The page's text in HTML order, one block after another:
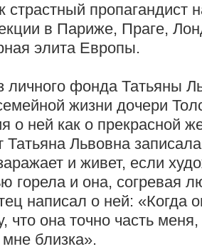
страстный пропагандист
в Париже, Праге,
элита Европы.
личного фонда Татьяны
жизни дочери
о ней как о прекрасной
Татьяна Львовна
и живет, если
горела и она, согревая
написал о ней: «Когда
что она точно часть
близка».